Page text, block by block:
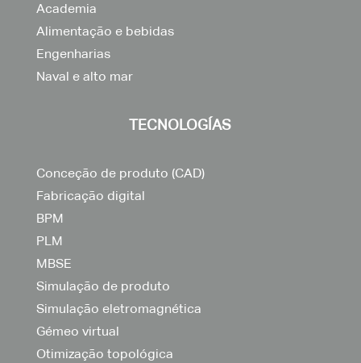
Academia
Alimentação e bebidas
Engenharias
Naval e alto mar
TECNOLOGÍAS
Conceção de produto (CAD)
Fabricação digital
BPM
PLM
MBSE
Simulação de produto
Simulação eletromagnética
Gémeo virtual
Otimização topológica